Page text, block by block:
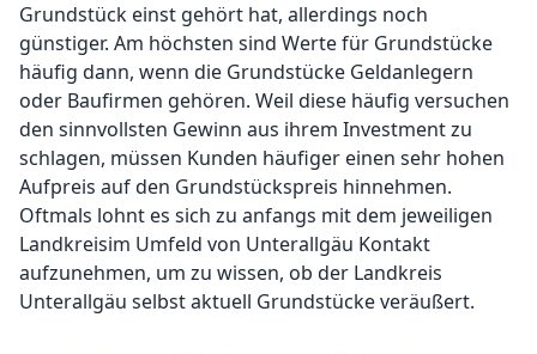
Grundstück einst gehört hat, allerdings noch
günstiger. Am höchsten sind Werte für Grundstücke
häufig dann, wenn die Grundstücke Geldanlegern
oder Baufirmen gehören. Weil diese häufig versuchen
den sinnvollsten Gewinn aus ihrem Investment zu
schlagen, müssen Kunden häufiger einen sehr hohen
Aufpreis auf den Grundstückspreis hinnehmen.
Oftmals lohnt es sich zu anfangs mit dem jeweiligen
Landkreisim Umfeld von Unterallgäu Kontakt
aufzunehmen, um zu wissen, ob der Landkreis
Unterallgäu selbst aktuell Grundstücke veräußert.